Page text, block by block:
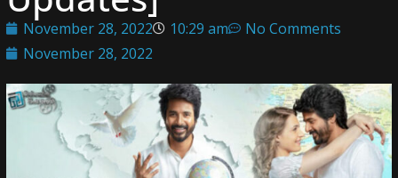
November 28, 2022 10:29 am
No Comments
November 28, 2022